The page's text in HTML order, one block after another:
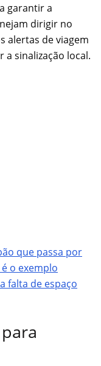
garantir a
dirigir no
alertas de viagem
a sinalização local.
que passa por
o exemplo
falta de espaço